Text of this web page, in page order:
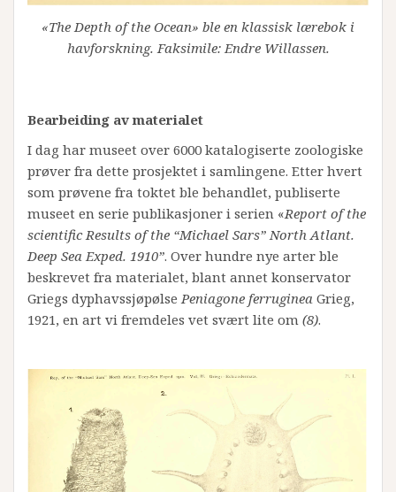
«The Depth of the Ocean» ble en klassisk lærebok i
havforskning. Faksimile: Endre Willassen.
Bearbeiding av materialet
I dag har museet over 6000 katalogiserte zoologiske
prøver fra dette prosjektet i samlingene. Etter hvert
som prøvene fra toktet ble behandlet, publiserte
museet en serie publikasjoner i serien «Report of the
scientific Results of the “Michael Sars” North Atlant.
Deep Sea Exped. 1910”. Over hundre nye arter ble
beskrevet fra materialet, blant annet konservator
Griegs dyphavssjøpølse Peniagone ferruginea Grieg,
1921, en art vi fremdeles vet svært lite om (8).